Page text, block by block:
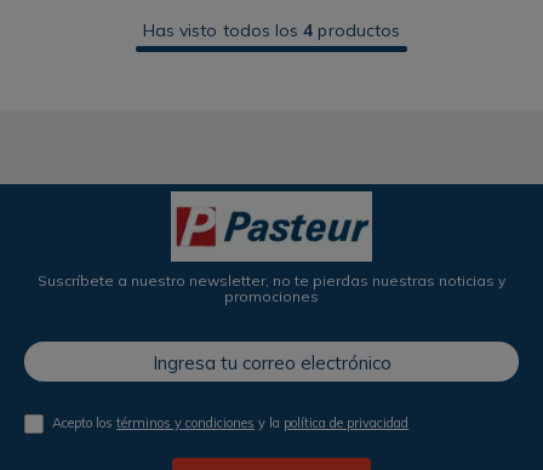
Has visto todos los4 productos
Suscríbete a nuestro newsletter, no te pierdas nuestras noticias y
promociones
Acepto lostérminos y condiciones y la política de privacidad